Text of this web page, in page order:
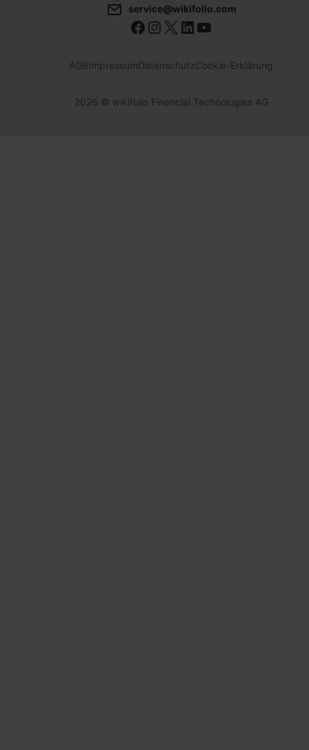
service@wikifolio.com
AGBImpressumDatenschutzCookie-Erklärung
2026 © wikifolio Financial Technologies AG